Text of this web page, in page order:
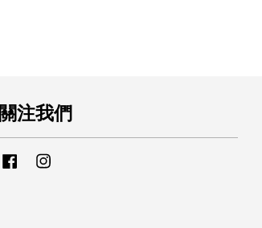
關注我們
Facebook